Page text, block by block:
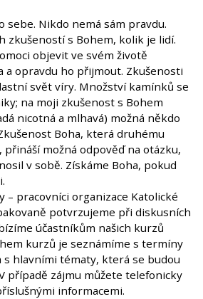
sebe. Nikdo nemá sám pravdu.
zkušeností s Bohem, kolik je lidí.
objevit ve svém životě
a opravdu ho přijmout. Zkušenosti
svět víry. Množství kamínků se
na moji zkušenost s Bohem
nicotná a mlhavá) možná někdo
Boha, která druhému
přináší možná odpověď na otázku,
v sobě. Získáme Boha, pokud
– pracovníci organizace Katolické
potvrzujeme při diskusních
účastníkům našich kurzů
kurzů je seznámíme s termíny
s hlavními tématy, která se budou
případě zájmu můžete telefonicky
informacemi.